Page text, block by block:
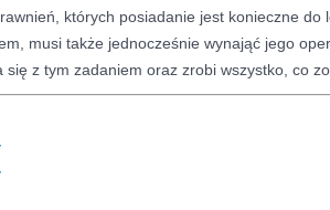
których posiadanie jest konieczne do
musi także jednocześnie wynająć jego
się z tym zadaniem oraz zrobi wszystko, co